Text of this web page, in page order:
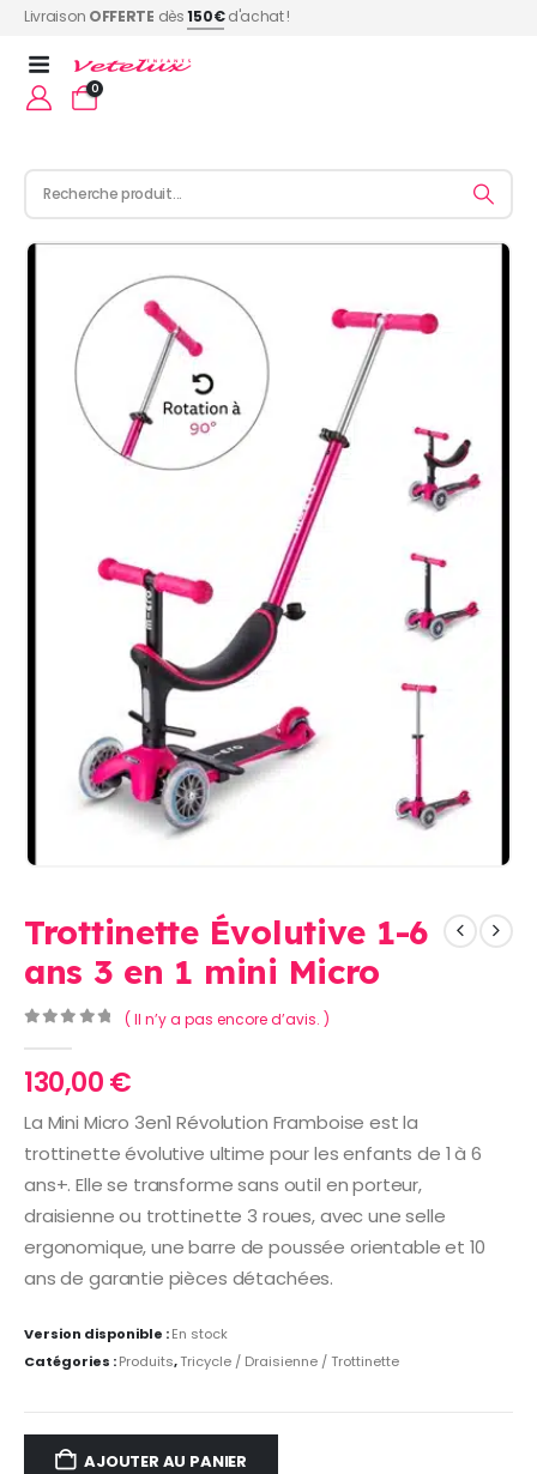
Livraison OFFERTE dès150€d'achat !
0
Trottinette Évolutive 1-6
ans 3 en 1 mini Micro
( Il n’y a pas encore d’avis. )
130,00€
La Mini Micro 3en1 Révolution Framboise est la
trottinette évolutive ultime pour les enfants de 1 à 6
ans+. Elle se transforme sans outil en porteur,
draisienne ou trottinette 3 roues, avec une selle
ergonomique, une barre de poussée orientable et 10
ans de garantie pièces détachées.
Version disponible :En stock
Catégories :Produits,Tricycle / Draisienne / Trottinette
AJOUTER AU PANIER